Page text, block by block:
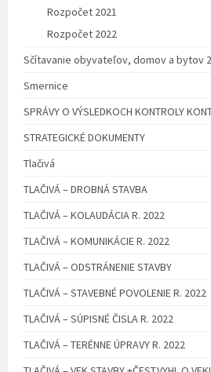
Rozpočet 2021
Rozpočet 2022
Sčítavanie obyvateľov, domov a bytov
Smernice
SPRÁVY O VÝSLEDKOCH KONTROLY
STRATEGICKÉ DOKUMENTY
Tlačivá
TLAČIVÁ – DROBNÁ STAVBA
TLAČIVÁ – KOLAUDÁCIA R. 2022
TLAČIVÁ – KOMUNIKÁCIE R. 2022
TLAČIVÁ – ODSTRÁNENIE STAVBY
TLAČIVÁ – STAVEBNÉ POVOLENIE R. 2022
TLAČIVÁ – SÚPISNÉ ČISLA R. 2022
TLAČIVÁ – TERÉNNE ÚPRAVY R. 2022